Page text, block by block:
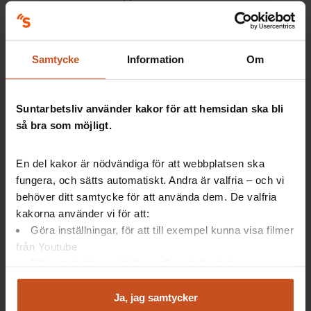
Samtycke Information Om
Suntarbetsliv använder kakor för att hemsidan ska bli
så bra som möjligt.
En del kakor är nödvändiga för att webbplatsen ska
fungera, och sätts automatiskt. Andra är valfria – och vi
behöver ditt samtycke för att använda dem. De valfria
kakorna använder vi för att:
Göra inställningar, för att till exempel kunna visa filmer
från Youtube
Analysera trafik för att kunna visa riktad information
Ja, jag samtycker
7 av 10 kvinnor upplever besvär under
klimakteriet.
Man kan också ha besvär i flera år innan
Läs mer om kvinnors upplevelse av klimakteriet hos
Folkhälsomyndigheten
Så kan ni ta hjälp av er företagshälsa
Föreläsningaroch workshops för att skapa en öppen
kultur på arbetsplatsen.
Samtalför att hjälpa till att skapa acceptans för